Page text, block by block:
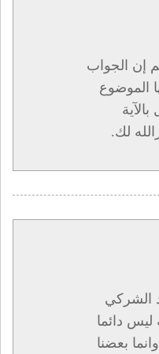
إن الجواب
الموضوع
لك.
الشركي
ليس دائما
بعضنا